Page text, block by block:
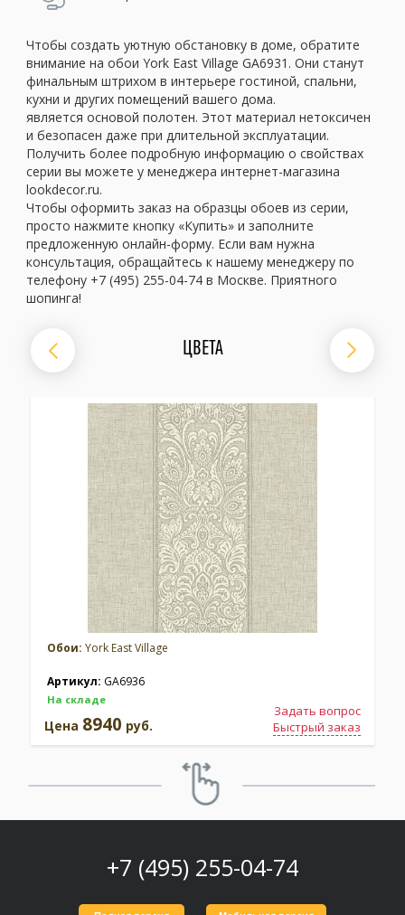
Чтобы создать уютную обстановку в доме, обратите
внимание на обои York East Village GA6931. Они станут
финальным штрихом в интерьере гостиной, спальни,
кухни и других помещений вашего дома.
является основой полотен. Этот материал нетоксичен
и безопасен даже при длительной эксплуатации.
Получить более подробную информацию о свойствах
серии вы можете у менеджера интернет-магазина
lookdecor.ru.
Чтобы оформить заказ на образцы обоев из серии,
просто нажмите кнопку «Купить» и заполните
предложенную онлайн-форму. Если вам нужна
консультация, обращайтесь к нашему менеджеру по
телефону +7 (495) 255-04-74 в Москве. Приятного
шопинга!
ЦВЕТА
Обои: York East Village
Артикул: GA6936
На складе
Задать вопрос
Быстрый заказ
Цена 8940 руб.
+7 (495) 255-04-74